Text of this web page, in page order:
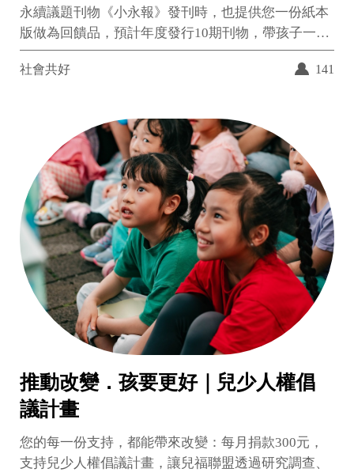
永續議題刊物《小永報》發刊時，也提供您一份紙本
版做為回饋品，預計年度發行10期刊物，帶孩子一同
認識各種永續議題！
社會共好 141
推動改變．孩要更好｜兒少人權倡
議計畫
您的每一份支持，都能帶來改變：每月捐款300元，
支持兒少人權倡議計畫，讓兒福聯盟透過研究調查、